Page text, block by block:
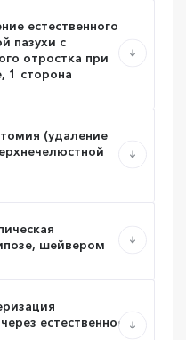
естественного
пазухи с
отростка при
1 сторона
(удаление
шейвером
естественное